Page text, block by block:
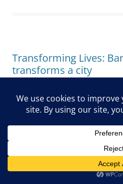
Transforming Lives:
transforms a city
https://www.paralympic.org/
barcelona-1992-transforms-city
Esta entrada fue publicada enActive
COI Sports
Infraestructura Deportiva,IPC
London City (Para Olimp)